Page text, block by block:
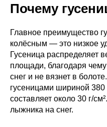
Почему
Главное преимущество
колёсным — это низкое
Гусеница распределяет
площади, благодаря
снег и не вязнет в
гусеницами шириной
составляет около 30 г/
лыжника на снег.